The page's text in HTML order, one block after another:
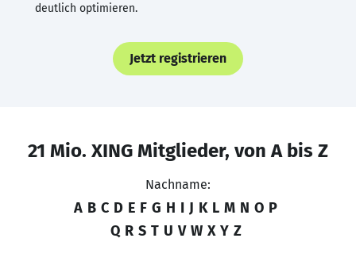
deutlich optimieren.
Jetzt registrieren
21 Mio. XING Mitglieder, von A bis Z
Nachname:
A B C D E F G H I J K L M N O P
Q R S T U V W X Y Z